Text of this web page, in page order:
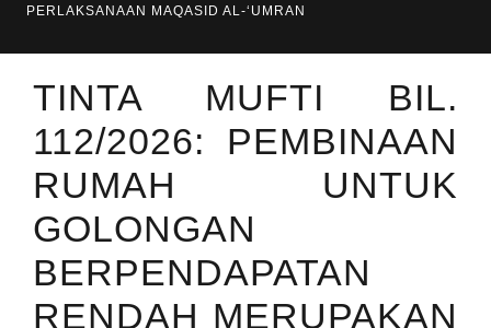
PERLAKSANAAN MAQASID AL-‘UMRAN
TINTA MUFTI BIL.
112/2026: PEMBINAAN
RUMAH UNTUK
GOLONGAN
BERPENDAPATAN
RENDAH MERUPAKAN